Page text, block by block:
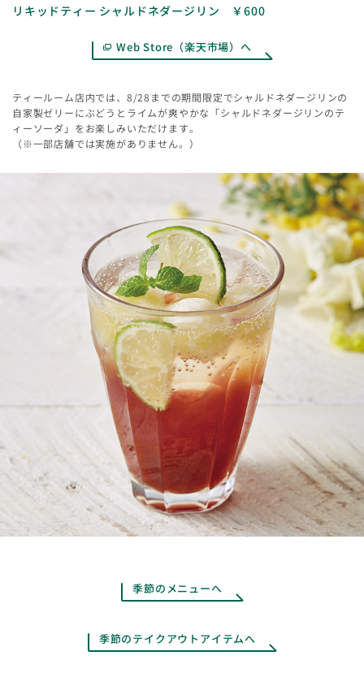
リキッドティー シャルドネダージリン ￥600
Web Store（楽天市場）へ
ティールーム店内では、8/28までの期間限定でシャルドネダージリンの
自家製ゼリーにぶどうとライムが爽やかな「シャルドネダージリンのテ
ィーソーダ」をお楽しみいただけます。
（※一部店舗では実施がありません。）
季節のメニューへ
季節のテイクアウトアイテムへ